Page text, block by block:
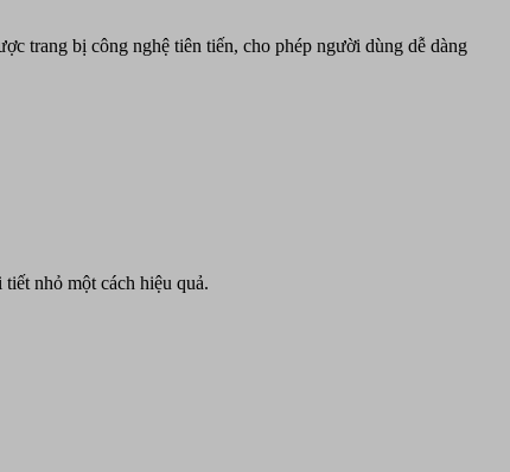
trang bị công nghệ tiên tiến, cho phép người dùng dễ dàng
nhỏ một cách hiệu quả.